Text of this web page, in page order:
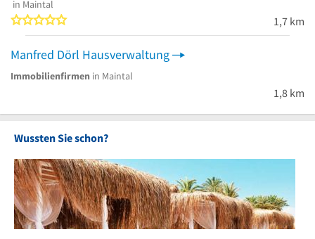
in Maintal
1,7 km
Manfred Dörl Hausverwaltung
Immobilienfirmen in Maintal
1,8 km
Wussten Sie schon?